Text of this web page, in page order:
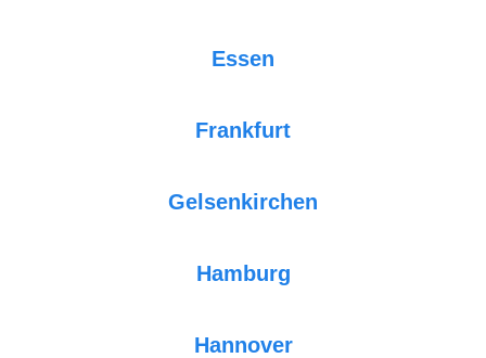
Essen
Frankfurt
Gelsenkirchen
Hamburg
Hannover